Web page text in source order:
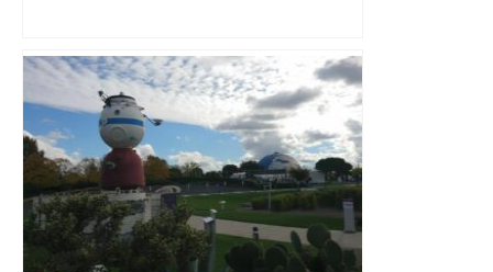
Capilla en bleu ciel pour combien de
temps encore ? Toulouse et l'UBB aux
aguets – Rugbynistere